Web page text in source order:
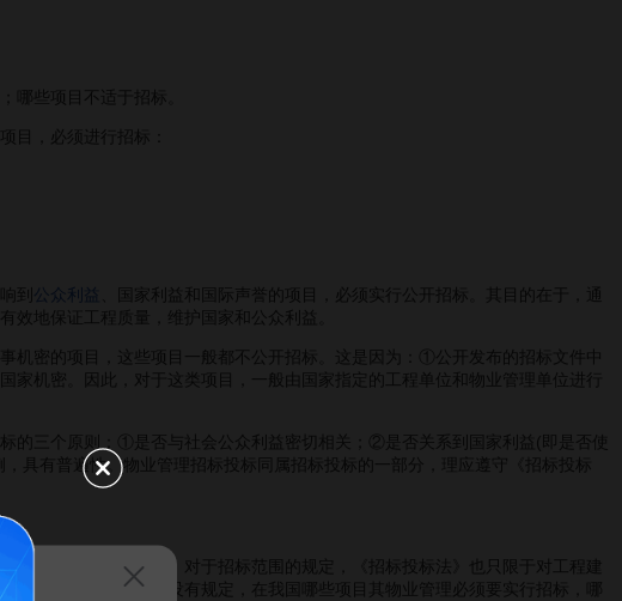
些项目不适于招标。
目，必须进行招标：
到 公众利益
、国家利益和国际声誉的项目，必须实行公开招标。其目的在于，通
效地保证工程质量，维护国家和公众利益。
密的项目，这些项目一般都不公开招标。这是因为：①公开发布的招标文件中
机密。因此，对于这类项目，一般由国家指定的工程单位和物业管理单位进行
三个原则：①是否与社会公众利益密切相关；②是否关系到国家利益(即是否使
具有普遍性。物业管理招标投标同属招标投标的一部分，理应遵守《招标投标
文尚未出台。另外，对于招标范围的规定，《招标投标法》也只限于对工程建
律上界定。即法律没有规定，在我国哪些项目其物业管理必须要实行招标，哪